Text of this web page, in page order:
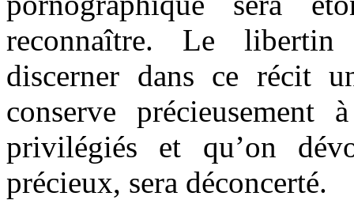
reconnaître. Le
discerner dans ce récit
conserve précieusement
privilégiés et qu’on
précieux, sera déconcerté.